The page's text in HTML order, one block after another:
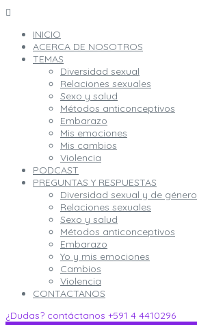
INICIO
ACERCA DE NOSOTROS
TEMAS
Diversidad sexual
Relaciones sexuales
Sexo y salud
Métodos anticonceptivos
Embarazo
Mis emociones
Mis cambios
Violencia
PODCAST
PREGUNTAS Y RESPUESTAS
Diversidad sexual y de género
Relaciones sexuales
Sexo y salud
Métodos anticonceptivos
Embarazo
Yo y mis emociones
Cambios
Violencia
CONTACTANOS
¿Dudas? contáctanos +591 4 4410296